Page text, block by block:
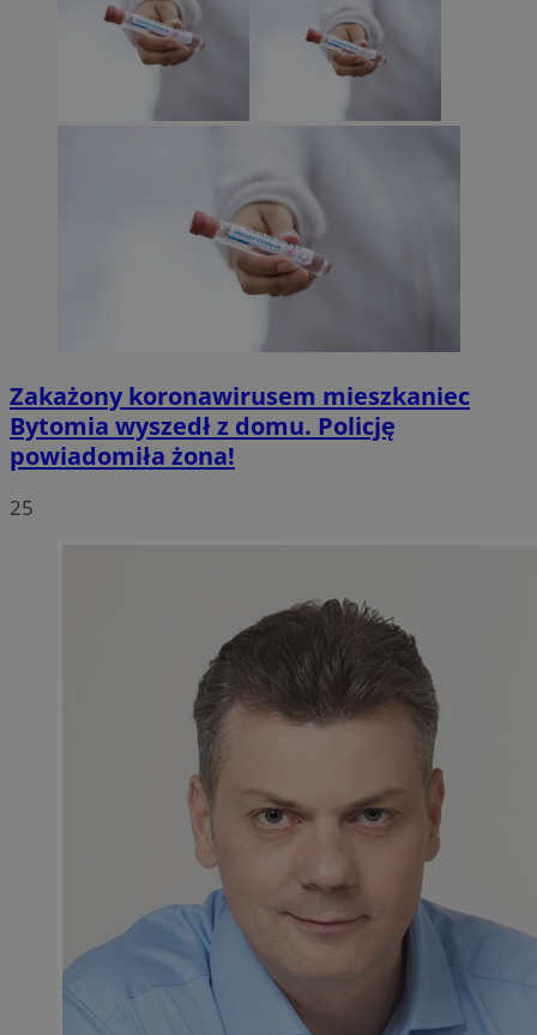
Zakażony koronawirusem mieszkaniec
Bytomia wyszedł z domu. Policję
powiadomiła żona!
25